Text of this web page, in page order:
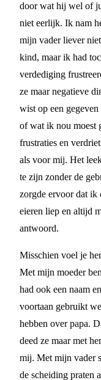
door wat hij wel of
niet eerlijk. Ik nam
mijn vader liever
kind, maar ik had
verdediging
ze maar negatieve
wist op een
of wat ik nou moest
frustraties en
als voor mij. Het
te zijn zonder de
zorgde ervoor dat ik
eieren liep en altijd
antwoord.
Misschien voel je
Met mijn moeder
had ook een naam
voortaan gebruikt
hebben over papa.
deed ze maar met
mij. Met mijn vader
de scheiding praten